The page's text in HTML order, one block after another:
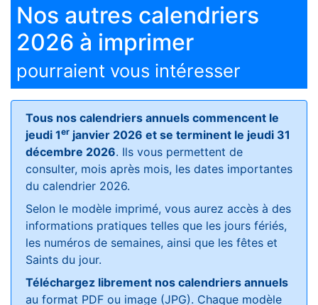
Nos autres calendriers
2026 à imprimer
pourraient vous intéresser
Tous nos calendriers annuels commencent le
jeudi 1er janvier 2026 et se terminent le jeudi 31
décembre 2026. Ils vous permettent de
consulter, mois après mois, les dates importantes
du calendrier 2026.
Selon le modèle imprimé, vous aurez accès à des
informations pratiques telles que les jours fériés,
les numéros de semaines, ainsi que les fêtes et
Saints du jour.
Téléchargez librement nos calendriers annuels
au format PDF ou image (JPG). Chaque modèle